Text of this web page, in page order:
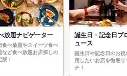
放題ナビゲーター
食べ放題やスイーツ食べ
など食べ放題お店探しの
！
誕生日・記念日プ
ュース
誕生日や記念日のお祝
用したいお店を徹底リ
チ！